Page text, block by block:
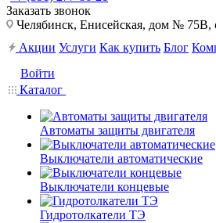
Заказать звонок
Челябинск, Енисейская, дом № 75В,
Акции Услуги Как купить Блог
Войти
Каталог
Автоматы защиты двигателя
Выключатели автоматические
Выключатели концевые
Гидротолкатели ТЭ